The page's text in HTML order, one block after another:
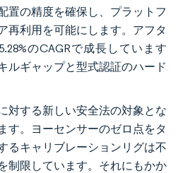
置の精度を確保し、プラットフ
再利用を可能にします。アフタ
のCAGRで成長しています
ルギャップと型式認証のハード
対する新しい安全法の対象とな
す。ヨーセンサーのゼロ点をタ
るキャリブレーションリグは不
制限しています。それにもかか